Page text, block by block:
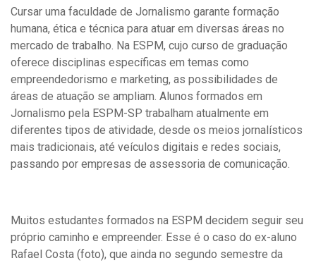
Cursar uma faculdade de Jornalismo garante formação
humana, ética e técnica para atuar em diversas áreas no
mercado de trabalho. Na ESPM, cujo curso de graduação
oferece disciplinas específicas em temas como
empreendedorismo e marketing, as possibilidades de
áreas de atuação se ampliam. Alunos formados em
Jornalismo pela ESPM-SP trabalham atualmente em
diferentes tipos de atividade, desde os meios jornalísticos
mais tradicionais, até veículos digitais e redes sociais,
passando por empresas de assessoria de comunicação.
Muitos estudantes formados na ESPM decidem seguir seu
próprio caminho e empreender. Esse é o caso do ex-aluno
Rafael Costa (foto), que ainda no segundo semestre da